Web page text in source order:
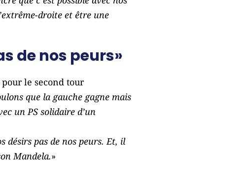
droite et être une
de nos peurs»
pour le second tour
que la gauche gagne mais
un PS solidaire d’un
pas de nos peurs. Et, il
Mandela.»